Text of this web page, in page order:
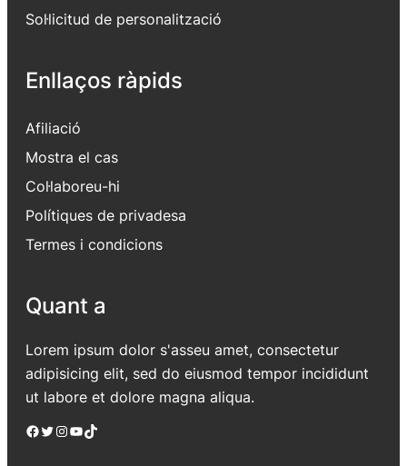
Sol·licitud de personalització
Enllaços ràpids
Afiliació
Mostra el cas
Col·laboreu-hi
Polítiques de privadesa
Termes i condicions
Quant a
Lorem ipsum dolor s'asseu amet, consectetur
adipisicing elit, sed do eiusmod tempor incididunt
ut labore et dolore magna aliqua.
Facebook Twitter Instagram YouTube TikTok